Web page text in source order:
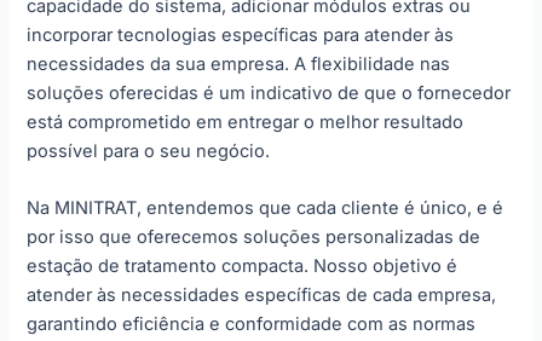
capacidade do sistema, adicionar módulos extras ou
incorporar tecnologias específicas para atender às
necessidades da sua empresa. A flexibilidade nas
soluções oferecidas é um indicativo de que o fornecedor
está comprometido em entregar o melhor resultado
possível para o seu negócio.
Na MINITRAT, entendemos que cada cliente é único, e é
por isso que oferecemos soluções personalizadas de
estação de tratamento compacta. Nosso objetivo é
atender às necessidades específicas de cada empresa,
garantindo eficiência e conformidade com as normas